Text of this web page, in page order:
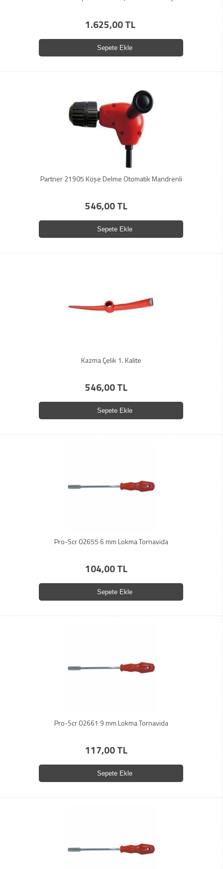
1.625,00 TL
Sepete Ekle
Partner 21905 Köşe Delme Otomatik Mandrenli
546,00 TL
Sepete Ekle
Kazma Çelik 1. Kalite
546,00 TL
Sepete Ekle
Pro-Scr 02655 6 mm Lokma Tornavida
104,00 TL
Sepete Ekle
Pro-Scr 02661 9 mm Lokma Tornavida
117,00 TL
Sepete Ekle